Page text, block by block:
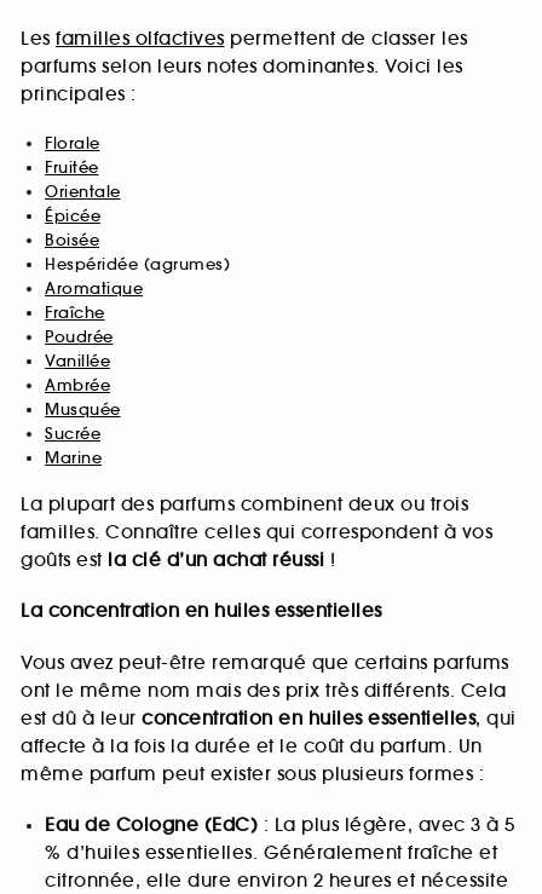
Les familles olfactives permettent de classer les
parfums selon leurs notes dominantes. Voici les
principales :
Florale
Fruitée
Orientale
Épicée
Boisée
Hespéridée (agrumes)
Aromatique
Fraîche
Poudrée
Vanillée
Ambrée
Musquée
Sucrée
Marine
La plupart des parfums combinent deux ou trois
familles. Connaître celles qui correspondent à vos
goûts est la clé d’un achat réussi !
La concentration en huiles essentielles
Vous avez peut-être remarqué que certains parfums
ont le même nom mais des prix très différents. Cela
est dû à leur concentration en huiles essentielles, qui
affecte à la fois la durée et le coût du parfum. Un
même parfum peut exister sous plusieurs formes :
Eau de Cologne (EdC) : La plus légère, avec 3 à 5
% d’huiles essentielles. Généralement fraîche et
citronnée, elle dure environ 2 heures et nécessite